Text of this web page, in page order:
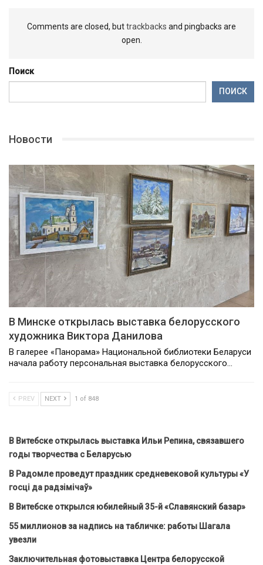
Comments are closed, buttrackbacks and pingbacks are
open.
Поиск
ПОИСК
Новости
В Минске открылась выставка белорусского
художника Виктора Данилова
В галерее «Панорама» Национальной библиотеки Беларуси
начала работу персональная выставка белорусского…
PREV NEXT 1 of 848
В Витебске открылась выставка Ильи Репина, связавшего
годы творчества с Беларусью
В Радомле проведут праздник средневековой культуры «У
госці да радзімічаў»
В Витебске открылся юбилейный 35-й «Славянский базар»
55 миллионов за надпись на табличке: работы Шагала
увезли
Заключительная фотовыставка Центра белорусской